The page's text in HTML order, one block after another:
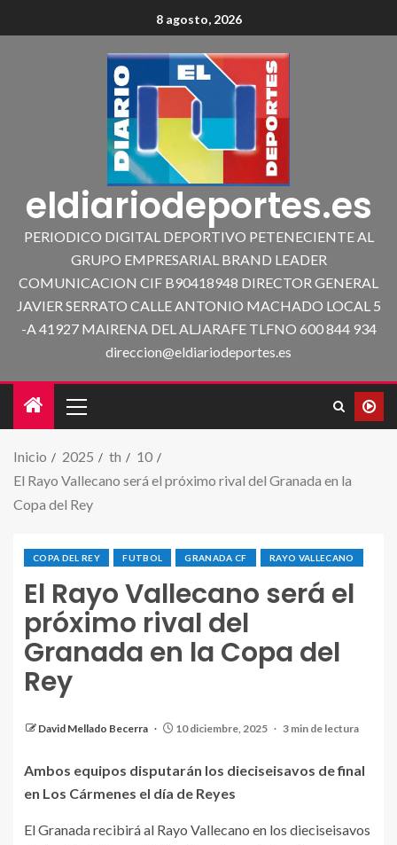
8 agosto, 2026
eldiariodeportes.es
PERIODICO DIGITAL DEPORTIVO PETENECIENTE AL
GRUPO EMPRESARIAL BRAND LEADER
COMUNICACION CIF B90418948 DIRECTOR GENERAL
JAVIER SERRATO CALLE ANTONIO MACHADO LOCAL 5
-A 41927 MAIRENA DEL ALJARAFE TLFNO 600 844 934
direccion@eldiariodeportes.es
Inicio 2025 th
10
El Rayo Vallecano será el próximo rival del Granada en la
Copa del Rey
COPA DEL REY FUTBOL GRANADA CF RAYO VALLECANO
El Rayo Vallecano será el
próximo rival del
Granada en la Copa del
Rey
David Mellado Becerra 10 diciembre, 2025 3 min de lectura
Sergio Ruiz y Melendo intentan robar el balón a Trejo
durante el último Granada - Rayo. / GRANADA CF
Ambos equipos disputarán los dieciseisavos de final
en Los Cármenes el día de Reyes
El Granada recibirá al Rayo Vallecano en los dieciseisavos